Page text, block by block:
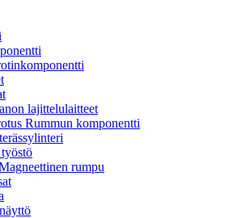
lajittelulaitteet
Rummun komponentti
rumpu